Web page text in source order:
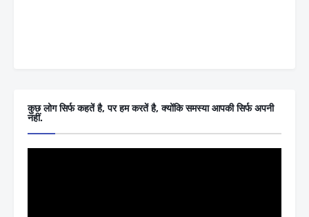
कुछ लोग सिर्फ कहतें है, पर हम करतें है, क्योंकि समस्या आपकी सिर्फ अपनी
नहीं.